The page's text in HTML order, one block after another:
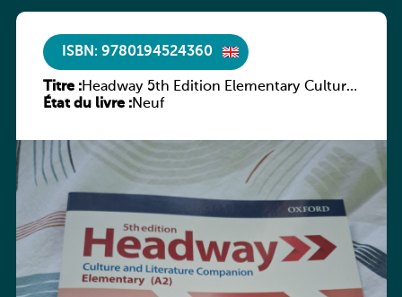
ISBN: 9780194524360
Titre :Headway 5th Edition Elementary Culture
and Literature Companion
État du livre :Neuf